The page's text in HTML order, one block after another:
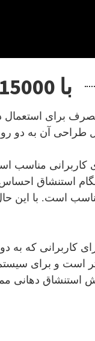
ویپ یکبار مصرف Runfree RF464 با 15000 پاف
استنشاق
است. با این
کاربرانی که به
است و برای
استنشاق دهانی